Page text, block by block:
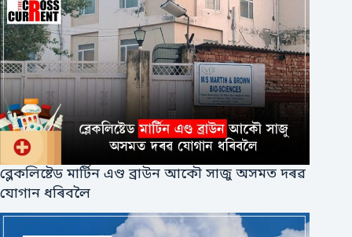
ব্লেকলিষ্টেড মাৰ্টিন এণ্ড ব্ৰাউন আকৌ সাজু অসমত দৰৱ
যোগান ধৰিবলৈ